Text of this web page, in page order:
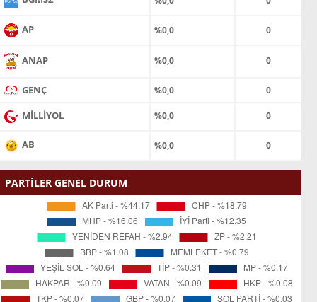
AP %0,0 0
ANAP %0,0 0
GENÇ %0,0 0
MİLLİYOL %0,0 0
AB %0,0 0
PARTİLER GENEL DURUM